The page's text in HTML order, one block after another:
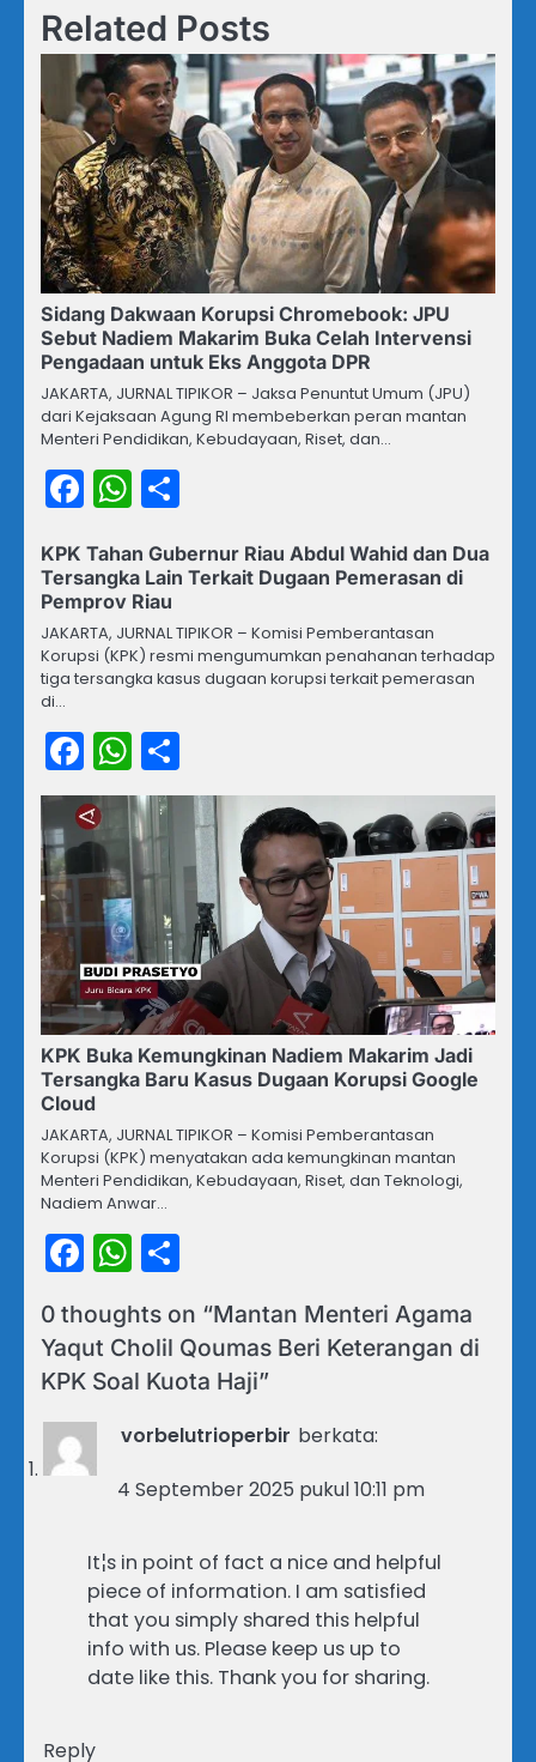
Related Posts
Sidang Dakwaan Korupsi Chromebook: JPU
Sebut Nadiem Makarim Buka Celah Intervensi
Pengadaan untuk Eks Anggota DPR
JAKARTA, JURNAL TIPIKOR – Jaksa Penuntut Umum (JPU)
dari Kejaksaan Agung RI membeberkan peran mantan
Menteri Pendidikan, Kebudayaan, Riset, dan…
Facebook
WhatsApp
KPK Tahan Gubernur Riau Abdul Wahid dan Dua
Tersangka Lain Terkait Dugaan Pemerasan di
Pemprov Riau
JAKARTA, JURNAL TIPIKOR – Komisi Pemberantasan
Korupsi (KPK) resmi mengumumkan penahanan terhadap
tiga tersangka kasus dugaan korupsi terkait pemerasan
di…
Facebook
WhatsApp
KPK Buka Kemungkinan Nadiem Makarim Jadi
Tersangka Baru Kasus Dugaan Korupsi Google
Cloud
JAKARTA, JURNAL TIPIKOR – Komisi Pemberantasan
Korupsi (KPK) menyatakan ada kemungkinan mantan
Menteri Pendidikan, Kebudayaan, Riset, dan Teknologi,
Nadiem Anwar…
Facebook
WhatsApp
0 thoughts on “Mantan Menteri Agama
Yaqut Cholil Qoumas Beri Keterangan di
KPK Soal Kuota Haji”
vorbelutrioperbir berkata:
4 September 2025 pukul 10:11 pm
It¦s in point of fact a nice and helpful
piece of information. I am satisfied
that you simply shared this helpful
info with us. Please keep us up to
date like this. Thank you for sharing.
Reply